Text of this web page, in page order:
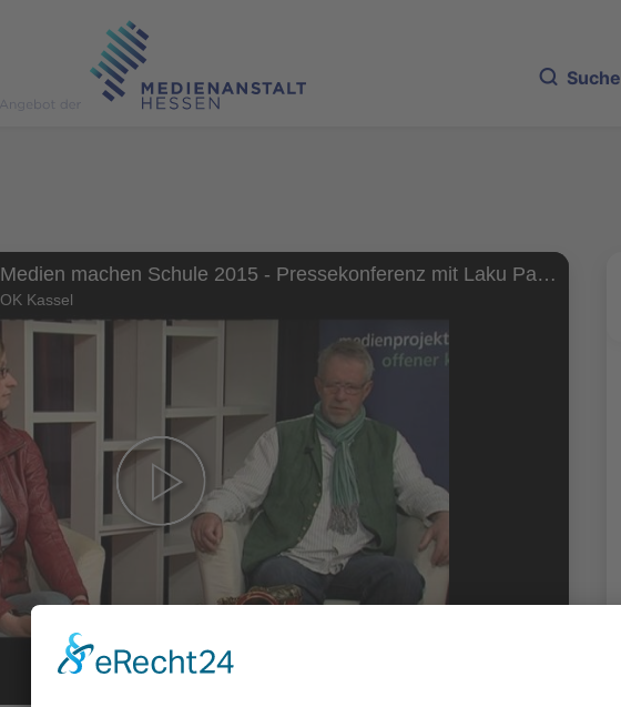
Suche
Medien machen Schule 2015 - Pressekonferenz mit Laku Paka (1/2)
OK Kassel